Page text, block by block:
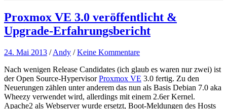
Proxmox VE 3.0 veröffentlicht &
Upgrade-Erfahrungsbericht
24. Mai 2013 /Andy /Keine Kommentare
Nach wenigen Release Candidates (ich glaub es waren nur zwei) ist
der Open Source-HypervisorProxmox VE 3.0 fertig. Zu den
Neuerungen zählen unter anderem das nun als Basis Debian 7.0 aka
Wheezy verwendet wird, allerdings mit einem 2.6er Kernel.
Apache2 als Webserver wurde ersetzt, Boot-Meldungen des Hosts